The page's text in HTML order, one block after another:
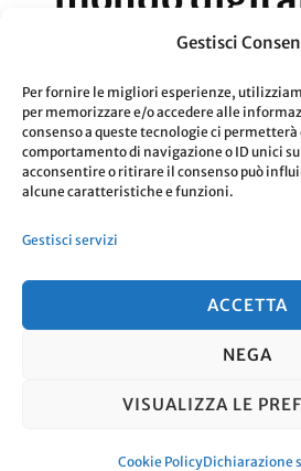
Gestisci
Per fornire le migliori esperienze,
per memorizzare e/o accedere alle
consenso a queste tecnologie ci
comportamento di navigazione o ID unici
acconsentire o ritirare il consenso può
alcune caratteristiche e funzioni.
Gestisci servizi
ACCETTA
NEGA
VISUALIZZA LE
Cookie PolicyDichiarazione
digitale? Discutiamone
Aggiornato Il 5 Dicembre
riservati.Travel Nomad |
Blossom Themes . Powered